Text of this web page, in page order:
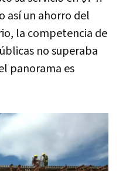
así un ahorro del
la competencia de
no superaba
panorama es